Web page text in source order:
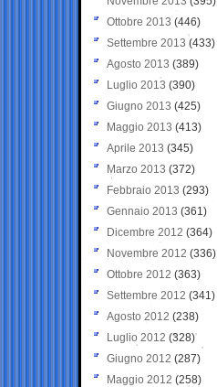
Ottobre 2013 (446)
Settembre 2013 (433)
Agosto 2013 (389)
Luglio 2013 (390)
Giugno 2013 (425)
Maggio 2013 (413)
Aprile 2013 (345)
Marzo 2013 (372)
Febbraio 2013 (293)
Gennaio 2013 (361)
Dicembre 2012 (364)
Novembre 2012 (336)
Ottobre 2012 (363)
Settembre 2012 (341)
Agosto 2012 (238)
Luglio 2012 (328)
Giugno 2012 (287)
Maggio 2012 (258)